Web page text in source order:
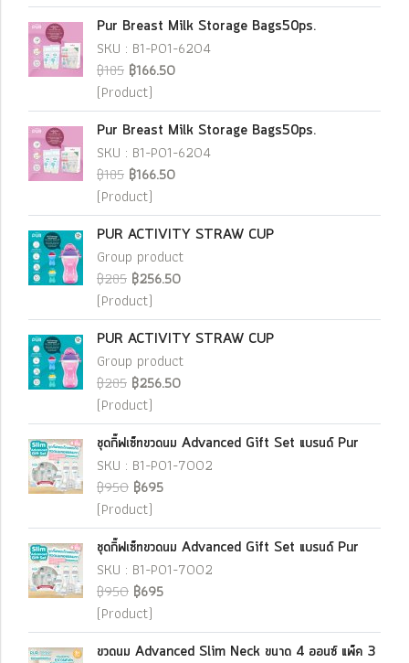
Pur Breast Milk Storage Bags50ps.
SKU : B1-P01-6204
฿185 ฿166.50
(Product)
Pur Breast Milk Storage Bags50ps.
SKU : B1-P01-6204
฿185 ฿166.50
(Product)
PUR ACTIVITY STRAW CUP
Group product
฿285 ฿256.50
(Product)
PUR ACTIVITY STRAW CUP
Group product
฿285 ฿256.50
(Product)
ชุดกิ๊ฟเซ็ทขวดนม Advanced Gift Set แบรนด์ Pur
SKU : B1-P01-7002
฿950 ฿695
(Product)
ชุดกิ๊ฟเซ็ทขวดนม Advanced Gift Set แบรนด์ Pur
SKU : B1-P01-7002
฿950 ฿695
(Product)
ขวดนม Advanced Slim Neck ขนาด 4 ออนซ์ แพ็ค 3